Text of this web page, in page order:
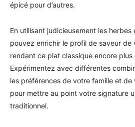
épicé pour d’autres.
En utilisant judicieusement les herbes
pouvez enrichir le profil de saveur de
rendant ce plat classique encore
Expérimentez avec différentes
les préférences de votre famille et
pour mettre au point votre signature
traditionnel.